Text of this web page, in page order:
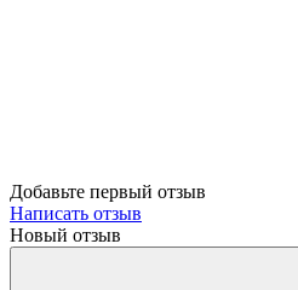
Добавьте первый отзыв
Написать отзыв
Новый отзыв